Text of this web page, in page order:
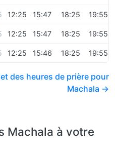
12:25 15:47 18:25 19:55
12:25 15:47 18:25 19:55
12:25 15:46 18:25 19:55
des heures de prière pour
Machala →
Machala à votre